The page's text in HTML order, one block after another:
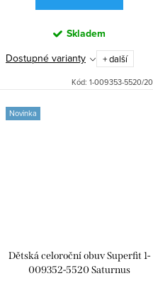
Skladem
Dostupné varianty
+ další
Kód: 1-009353-5520/20
Novinka
Dětská celoroční obuv Superfit 1-
009352-5520 Saturnus